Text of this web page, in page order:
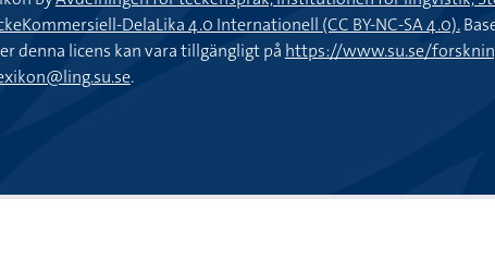
DelaLika 4.0 Internationell (CC BY-NC-SA 4.0).
denna licens kan vara tillgängligt på https://www.su.se/
.